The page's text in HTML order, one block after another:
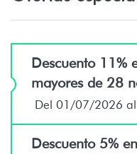
Descuento 11%
mayores de 28
Del 01/07/2026
Descuento 5%